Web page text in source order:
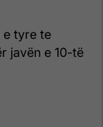
e tyre te
javën e 10-të